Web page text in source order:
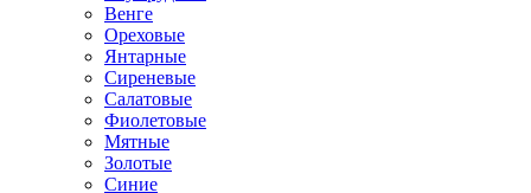
Венге
Ореховые
Янтарные
Сиреневые
Салатовые
Фиолетовые
Мятные
Золотые
Синие